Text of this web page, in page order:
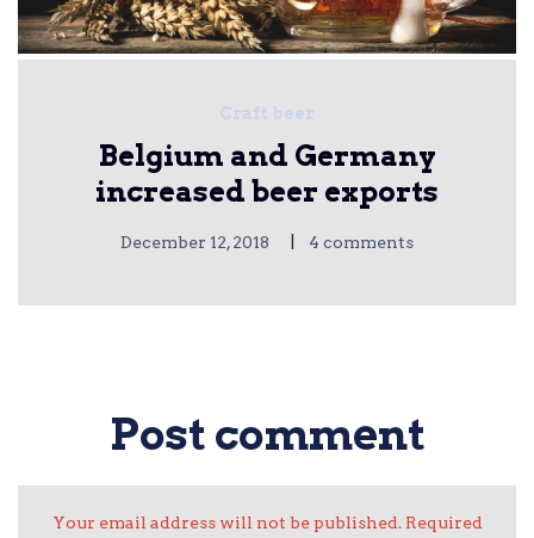
Craft beer
Belgium and Germany
increased beer exports
December 12, 2018 | 4 comments
Post comment
Your email address will not be published. Required